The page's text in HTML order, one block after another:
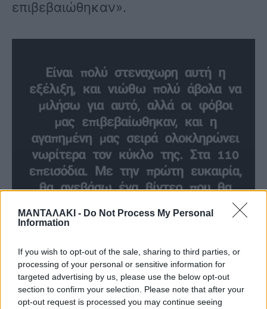
ΜΑΝΤΑΛΑΚΙ - Do Not Process My Personal
Information
If you wish to opt-out of the sale, sharing to third parties, or
processing of your personal or sensitive information for
targeted advertising by us, please use the below opt-out
section to confirm your selection. Please note that after your
opt-out request is processed you may continue seeing
επιβεβαιώθηκαν».
«Ντάνη, κανόνισε να συνεχίσεις έτσι
και να κόψουν τη σειρά» δηλώνει ο